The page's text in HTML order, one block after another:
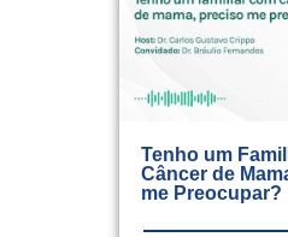
Tenho um
Câncer de
me Preocupar?